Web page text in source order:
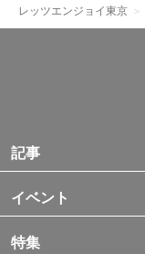
レッツエンジョイ東京
記事
イベント
特集